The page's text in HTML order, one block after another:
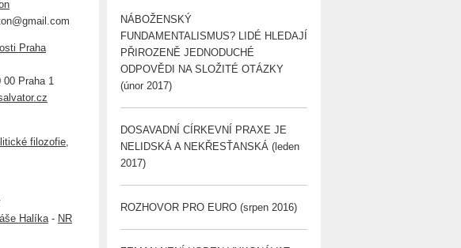
NÁBOŽENSKÝ
FUNDAMENTALISMUS? LIDÉ HLEDAJÍ
PŘIROZENĚ JEDNODUCHÉ
ODPOVĚDI NA SLOŽITÉ OTÁZKY
(únor 2017)
DOSAVADNÍ CÍRKEVNÍ PRAXE JE
NELIDSKÁ A NEKŘESŤANSKÁ (leden
2017)
ROZHOVOR PRO EURO (srpen 2016)
Praha
00 Praha 1
filozofie,
Halíka - NR